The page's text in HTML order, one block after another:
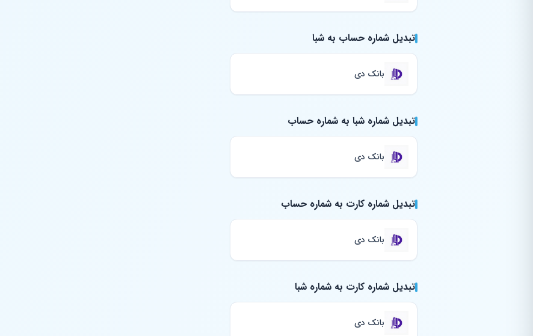
تبدیل شماره حساب به شبا
بانک دی
تبدیل شماره شبا به شماره حساب
بانک دی
تبدیل شماره کارت به شماره حساب
بانک دی
تبدیل شماره کارت به شماره شبا
بانک دی